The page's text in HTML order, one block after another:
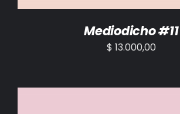
Mediodicho #11
$ 13.000,00